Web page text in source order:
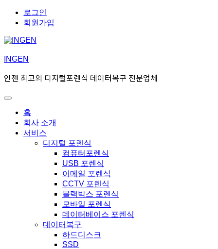
Skip
navigation
Skip
content
로그인
회원가입
INGEN
인젠 최고의 디지털포렌식 데이터복구 전문업체
Toggle
Primary
menu
홈
회사 소개
서비스
디지털 포렌식
컴퓨터포렌식
USB 포렌식
이메일 포렌식
CCTV 포렌식
블랙박스 포렌식
모바일 포렌식
데이터베이스 포렌식
데이터복구
하드디스크
SSD